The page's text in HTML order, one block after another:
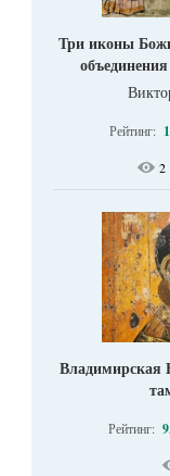
Три иконы
Рейтинг:
2
Владимирская
Рейтинг: